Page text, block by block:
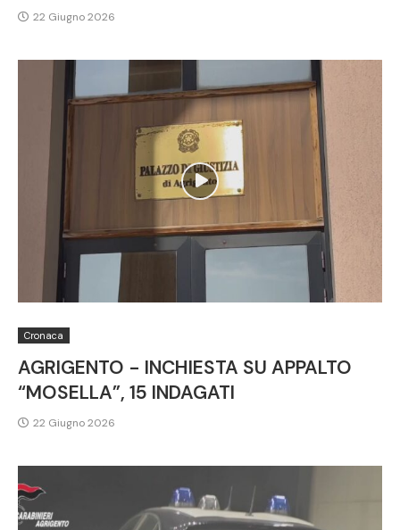
22 Giugno 2026
Cronaca
AGRIGENTO - INCHIESTA SU APPALTO
“MOSELLA”, 15 INDAGATI
22 Giugno 2026